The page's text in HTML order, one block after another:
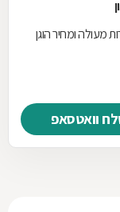
מעולה ומחיר הוגן
וואטסאפ